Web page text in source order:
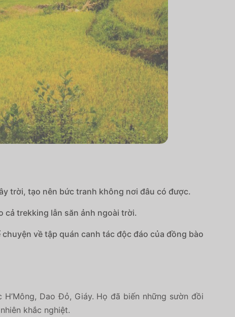
trời, tạo nên bức tranh không nơi đâu có được.
cả trekking lẫn săn ảnh ngoài trời.
về tập quán canh tác độc đáo của đồng bào
Dao Đỏ, Giáy. Họ đã biến những sườn đồi
khắc nghiệt.